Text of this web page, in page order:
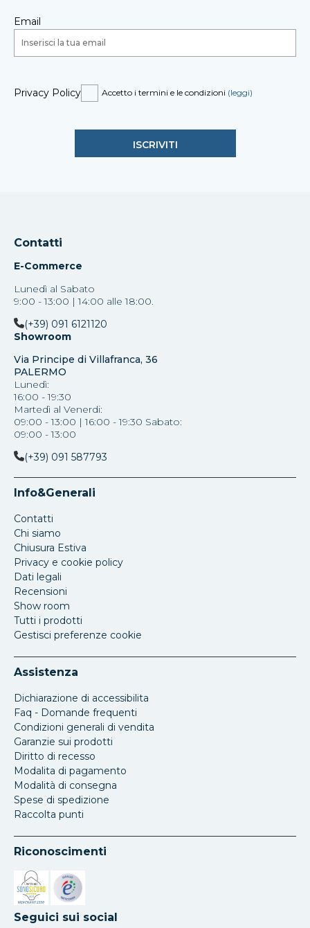
Email
Privacy Policy Accetto i termini e le condizioni (leggi)
Contatti
E-Commerce
Lunedì al Sabato
9:00 - 13:00 | 14:00 alle 18:00.
(+39) 091 6121120
Showroom
Via Principe di Villafranca, 36
PALERMO
Lunedì:
16:00 - 19:30
Martedì al Venerdi:
09:00 - 13:00 | 16:00 - 19:30 Sabato:
09:00 - 13:00
(+39) 091 587793
Info&Generali
Contatti
Chi siamo
Chiusura Estiva
Privacy e cookie policy
Dati legali
Recensioni
Show room
Tutti i prodotti
Gestisci preferenze cookie
Assistenza
Dichiarazione di accessibilita
Faq - Domande frequenti
Condizioni generali di vendita
Garanzie sui prodotti
Diritto di recesso
Modalita di pagamento
Modalità di consegna
Spese di spedizione
Raccolta punti
Riconoscimenti
Si apre in una nuova scheda
Si apre in una nuova scheda
Seguici sui social